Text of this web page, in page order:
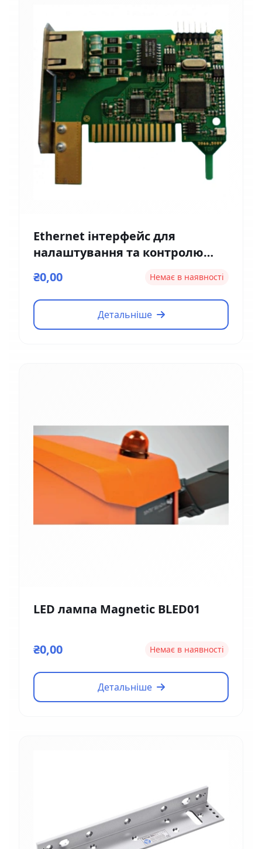
Ethernet інтерфейс для
налаштування та контролю
₴0,00 Немає в наявності
Детальніше
LED лампа Magnetic BLED01
₴0,00 Немає в наявності
Детальніше